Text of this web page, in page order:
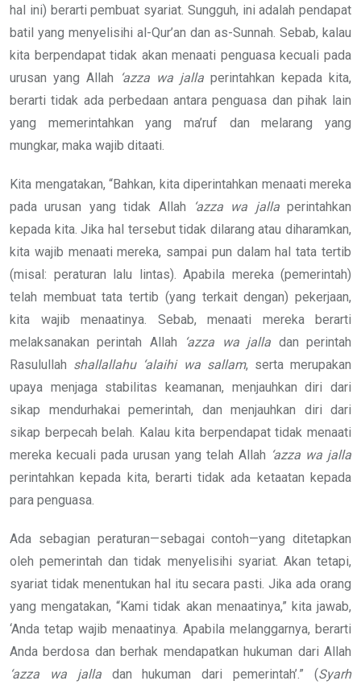
hal ini) berarti pembuat syariat. Sungguh, ini adalah pendapat
batil yang menyelisihi al-Qur’an dan as-Sunnah. Sebab, kalau
kita berpendapat tidak akan menaati penguasa kecuali pada
urusan yang Allah
‘azza wa jalla perintahkan kepada kita,
berarti tidak ada perbedaan antara penguasa dan pihak lain
yang memerintahkan yang ma’ruf dan melarang yang
mungkar, maka wajib ditaati.
Kita mengatakan, “Bahkan, kita diperintahkan menaati mereka
pada urusan yang tidak Allah
‘azza wa jallaperintahkan
kepada kita. Jika hal tersebut tidak dilarang atau diharamkan,
kita wajib menaati mereka, sampai pun dalam hal tata tertib
(misal: peraturan lalu lintas). Apabila mereka (pemerintah)
telah membuat tata tertib (yang terkait dengan) pekerjaan,
kita wajib menaatinya. Sebab, menaati mereka berarti
melaksanakan perintah Allah
‘azza wa jalla dan perintah
Rasulullah shallallahu ‘alaihi wa sallam, serta merupakan
upaya menjaga stabilitas keamanan, menjauhkan diri dari
sikap mendurhakai pemerintah, dan menjauhkan diri dari
sikap berpecah belah. Kalau kita berpendapat tidak menaati
mereka kecuali pada urusan yang telah Allah ‘azza wa jalla
perintahkan kepada kita, berarti tidak ada ketaatan kepada
para penguasa.
Ada sebagian peraturan—sebagai contoh—yang ditetapkan
oleh pemerintah dan tidak menyelisihi syariat. Akan tetapi,
syariat tidak menentukan hal itu secara pasti. Jika ada orang
yang mengatakan, “Kami tidak akan menaatinya,” kita jawab,
‘Anda tetap wajib menaatinya. Apabila melanggarnya, berarti
Anda berdosa dan berhak mendapatkan hukuman dari Allah
‘azza wa jalladan hukuman dari pemerintah’.” (Syarh